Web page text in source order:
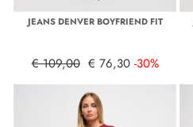
JEANS DENVER BOYFRIEND FIT
€ 109,00 € 76,30 -30%